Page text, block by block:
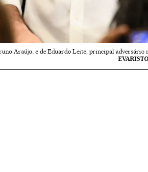
Araújo, e de Eduardo Leite, principal adversário